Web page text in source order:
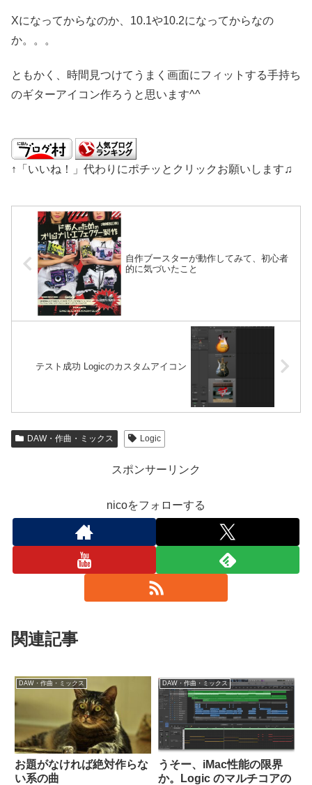
Xになってからなのか、10.1や10.2になってからなの
か。。。
ともかく、時間見つけてうまく画面にフィットする手持ち
のギターアイコン作ろうと思います^^
↑「いいね！」代わりにポチッとクリックお願いします♫
自作ブースターが動作してみて、初心者
的に気づいたこと
テスト成功 Logicのカスタムアイコン
DAW・作曲・ミックス Logic
スポンサーリンク
nicoをフォローする
関連記事
DAW・作曲・ミックス
お題がなければ絶対作らな
い系の曲
DAW・作曲・ミックス
うそー、iMac性能の限界
か。Logic のマルチコアの